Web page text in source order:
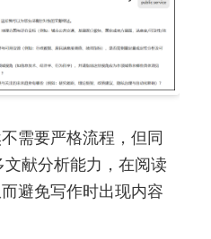
需要严格流程，但同
文献分析能力，在阅读
避免写作时出现内容